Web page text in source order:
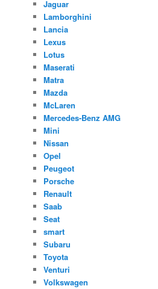
Jaguar
Lamborghini
Lancia
Lexus
Lotus
Maserati
Matra
Mazda
McLaren
Mercedes-Benz AMG
Mini
Nissan
Opel
Peugeot
Porsche
Renault
Saab
Seat
smart
Subaru
Toyota
Venturi
Volkswagen